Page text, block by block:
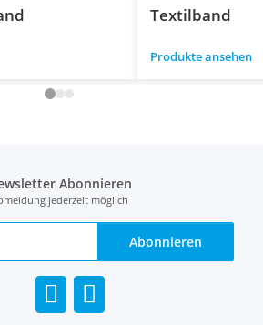
Textilband
Produkte ansehen
Abonnieren
jederzeit möglich
Abonnieren